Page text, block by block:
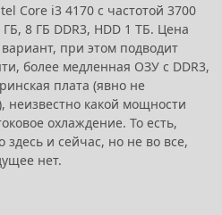
Core i3 4170 с частотой 3700
8 ГБ DDR3, HDD 1 ТБ. Цена
при этом подводит
более медленная ОЗУ с DDR3,
плата (явно не
неизвестно какой мощности
охлаждение. То есть,
и сейчас, но не во все,
нет.